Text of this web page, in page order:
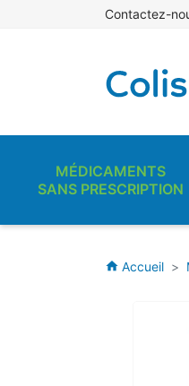
Contactez-
MÉDICAMENTS
SANS PRESCRIPTION
home Accueil